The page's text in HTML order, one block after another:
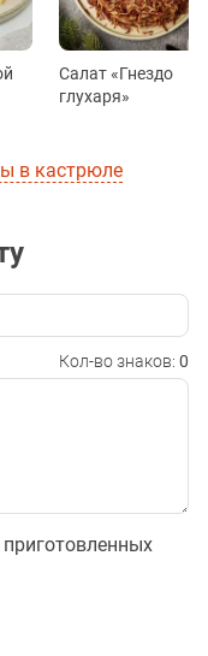
Салат «Гнездо
глухаря»
в кастрюле
Кол-во знаков: 0